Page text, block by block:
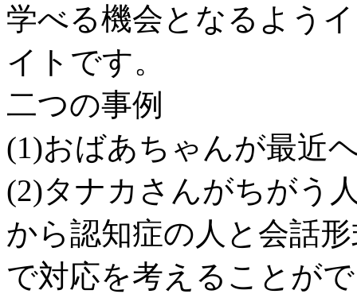
学べる機会となるよう
イトです。
二つの事例
(1)おばあちゃんが最近
(2)タナカさんがちがう
から認知症の人と会話
で対応を考えることが